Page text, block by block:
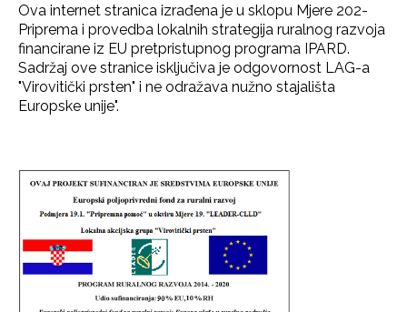
Ova internet stranica izrađena je u sklopu Mjere 202-
Priprema i provedba lokalnih strategija ruralnog razvoja
financirane iz EU pretpristupnog programa IPARD.
Sadržaj ove stranice isključiva je odgovornost LAG-a
"Virovitički prsten" i ne odražava nužno stajališta
Europske unije".